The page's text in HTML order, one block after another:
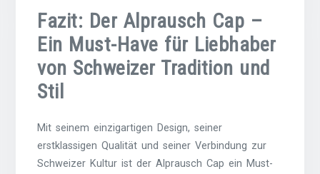
Fazit: Der Alprausch Cap –
Ein Must-Have für Liebhaber
von Schweizer Tradition und
Stil
Mit seinem einzigartigen Design, seiner
erstklassigen Qualität und seiner Verbindung zur
Schweizer Kultur ist der Alprausch Cap ein Must-